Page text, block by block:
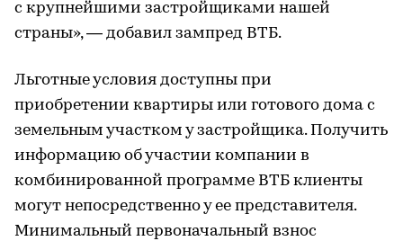
с крупнейшими застройщиками нашей
страны», — добавил зампред ВТБ.
Льготные условия доступны при
приобретении квартиры или готового дома с
земельным участком у застройщика. Получить
информацию об участии компании в
комбинированной программе ВТБ клиенты
могут непосредственно у ее представителя.
Минимальный первоначальный взнос